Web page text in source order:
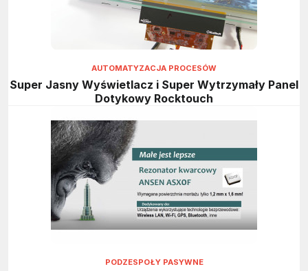
AUTOMATYZACJA PROCESÓW
Super Jasny Wyświetlacz i Super Wytrzymały Panel
Dotykowy Rocktouch
PODZESPOŁY PASYWNE